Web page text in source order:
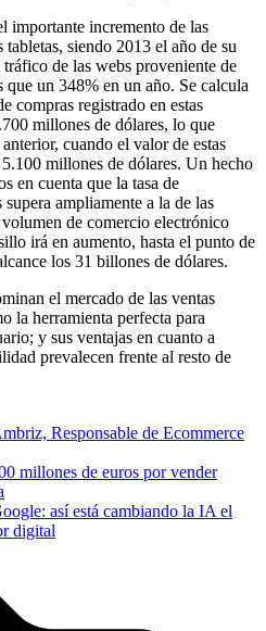
importante incremento de las
tabletas, siendo 2013 el año de su
de las webs proveniente de
que un 348% en un año. Se calcula
compras registrado en estas
millones de dólares, lo que
cuando el valor de estas
millones de dólares. Un hecho
en cuenta que la tasa de
ampliamente a la de las
de comercio electrónico
irá en aumento, hasta el punto de
los 31 billones de dólares.
el mercado de las ventas
la herramienta perfecta para
y sus ventajas en cuanto a
prevalecen frente al resto de
Responsable de Ecommerce
millones de euros por vender
así está cambiando la IA el
digital